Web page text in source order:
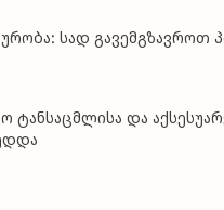
სად გავემგზავროთ